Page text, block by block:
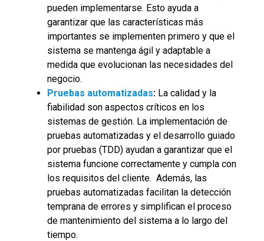
pueden implementarse. Esto ayuda a
garantizar que las características más
importantes se implementen primero y que el
sistema se mantenga ágil y adaptable a
medida que evolucionan las necesidades del
negocio.
Pruebas automatizadas: La calidad y la
fiabilidad son aspectos críticos en los
sistemas de gestión. La implementación de
pruebas automatizadas y el desarrollo guiado
por pruebas (TDD) ayudan a garantizar que el
sistema funcione correctamente y cumpla con
los requisitos del cliente. Además, las
pruebas automatizadas facilitan la detección
temprana de errores y simplifican el proceso
de mantenimiento del sistema a lo largo del
tiempo.